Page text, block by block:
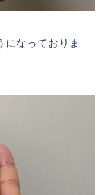
になっておりま